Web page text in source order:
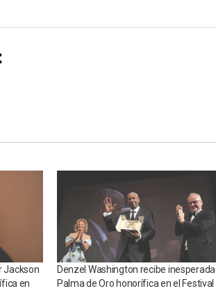
Jackson
en
Denzel Washington recibe inesperada
Palma de Oro honorífica en el Festival